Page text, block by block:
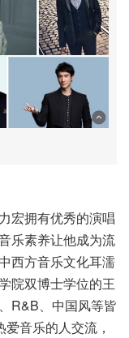
宏拥有优秀的演唱
乐素养让他成为流
西方音乐文化耳濡
院双博士学位的王
R&B、中国风等皆
音乐的人交流，